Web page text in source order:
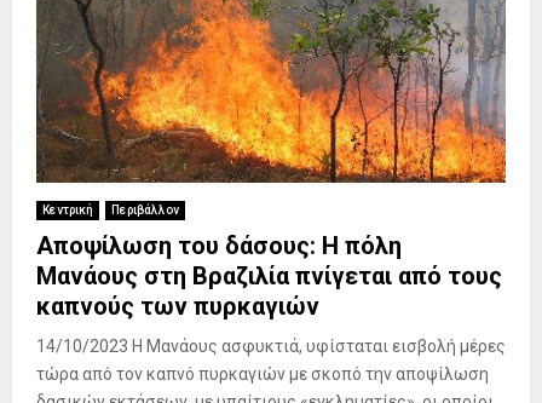
Κεντρική Περιβάλλον
Αποψίλωση του δάσους: Η πόλη
Μανάους στη Βραζιλία πνίγεται από τους
καπνούς των πυρκαγιών
14/10/2023 Η Μανάους ασφυκτιά, υφίσταται εισβολή μέρες
τώρα από τον καπνό πυρκαγιών με σκοπό την αποψίλωση